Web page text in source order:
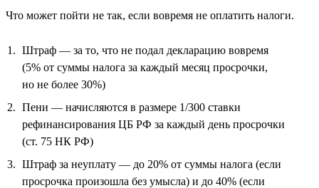
Что может пойти не так, если вовремя не оплатить налоги.
Штраф — за то, что не подал декларацию вовремя
(5% от суммы налога за каждый месяц просрочки,
но не более 30%)
Пени — начисляются в размере 1/300 ставки
рефинансирования ЦБ РФ за каждый день просрочки
(ст. 75 НК РФ)
Штраф за неуплату — до 20% от суммы налога (если
просрочка произошла без умысла) и до 40% (если